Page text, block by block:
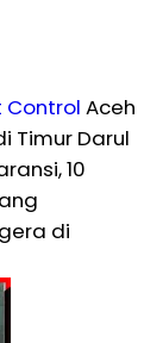
Control Aceh
Timur Darul
10
di